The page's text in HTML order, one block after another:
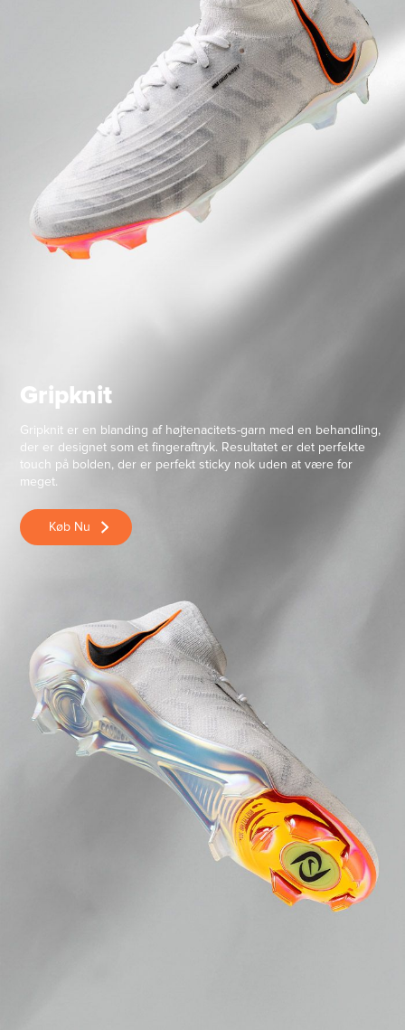
Gripknit
Gripknit er en blanding af højtenacitets-garn med en behandling,
der er designet som et fingeraftryk. Resultatet er det perfekte
touch på bolden, der er perfekt sticky nok uden at være for
meget.
Køb Nu